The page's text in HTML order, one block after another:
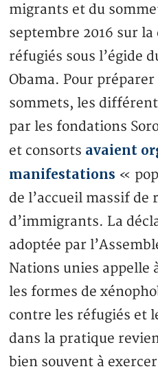
migrants et du
septembre 2016 sur
réfugiés sous l’égide
Obama. Pour
sommets, les
par les fondations
et consorts avaient
manifestations «
de l’accueil massif de
d’immigrants. La
adoptée par
Nations unies appelle
les formes de
contre les réfugiés et
dans la pratique
bien souvent à